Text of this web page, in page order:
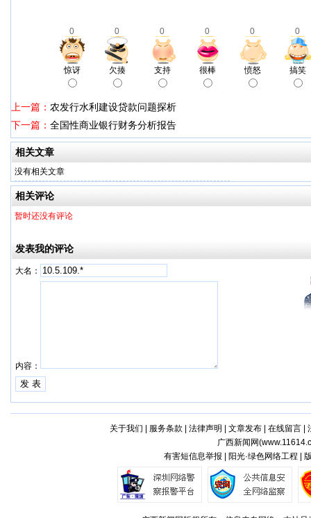
0 0 0 0 0 0
惊讶 欠揍 支持 很棒 愤怒 搞笑
上一篇： 农发行水利建设贷款问题探析
下一篇： 全国性商业银行财务分析报告
相关文章
没有相关文章
相关评论
暂时还没有评论
发表我的评论
大名：
内容：
关于我们 服务条款 法律声明 文章发布| 在线留言|
广西新闻网(
有害短信息举报 | 阳光·绿色网络工程 |